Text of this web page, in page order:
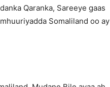
Qaranka, Sareeye gaas
Somaliland oo ay